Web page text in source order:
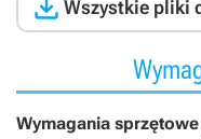
Wszystkie pliki
Wymagania